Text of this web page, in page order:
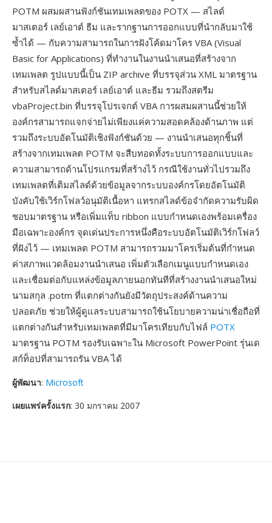
POTM ผสมผสานฟังก์ชันเทมเพลตของ POTX — สไลด์
มาสเตอร์ เลย์เอาต์ ธีม และรากฐานการออกแบบที่นำกลับมาใช้
ซ้ำได้ — กับความสามารถในการฝังโค้ดมาโคร VBA (Visual
Basic for Applications) ที่ทำงานในงานนำเสนอที่สร้างจาก
เทมเพลต รูปแบบนี้เป็น ZIP archive ที่บรรจุส่วน XML มาตรฐาน
สำหรับสไลด์มาสเตอร์ เลย์เอาต์ และธีม รวมถึงสตรีม
vbaProject.bin ที่บรรจุโปรเจกต์ VBA การผสมผสานนี้ช่วยให้
องค์กรสามารถแจกจ่ายไม่เพียงแค่ความสอดคล้องด้านภาพ แต่
รวมถึงระบบอัตโนมัติเชิงฟังก์ชันด้วย — งานนำเสนอทุกชิ้นที่
สร้างจากเทมเพลต POTM จะสืบทอดทั้งระบบการออกแบบและ
ความสามารถด้านโปรแกรมที่สร้างไว้ กรณีใช้งานทั่วไปรวมถึง
เทมเพลตที่เติมสไลด์ด้วยข้อมูลจากระบบองค์กรโดยอัตโนมัติ
บังคับใช้เวิร์กโฟลว์อนุมัติเนื้อหา แทรกสไลด์ข้อจำกัดความรับผิด
ชอบมาตรฐาน หรือเพิ่มแท็บ ribbon แบบกำหนดเองพร้อมเครื่อง
มือเฉพาะองค์กร จุดเด่นประการหนึ่งคือระบบอัตโนมัติเวิร์กโฟลว์
ที่ฝังไว้ — เทมเพลต POTM สามารถรวมมาโครเริ่มต้นที่กำหนด
ค่าสภาพแวดล้อมงานนำเสนอ เพิ่มตัวเลือกเมนูแบบกำหนดเอง
และเชื่อมต่อกับแหล่งข้อมูลภายนอกทันทีที่สร้างงานนำเสนอใหม่
นามสกุล .potm ที่แตกต่างกันยังมีวัตถุประสงค์ด้านความ
ปลอดภัย ช่วยให้ผู้ดูแลระบบสามารถใช้นโยบายความน่าเชื่อถือที่
แตกต่างกันสำหรับเทมเพลตที่มีมาโครเทียบกับไฟล์ POTX
มาตรฐาน POTM รองรับเฉพาะใน Microsoft PowerPoint รุ่นเด
สก์ท็อปที่สามารถรัน VBA ได้
ผู้พัฒนา: Microsoft
เผยแพร่ครั้งแรก: 30 มกราคม 2007